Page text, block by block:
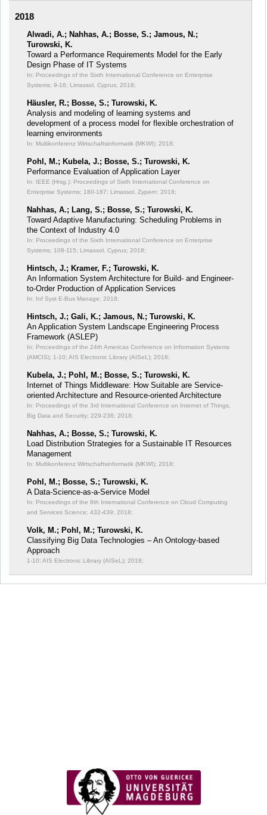
2018
Alwadi, A.; Nahhas, A.; Bosse, S.; Jamous, N.;
Turowski, K.
Toward a Performance Requirements Model for the Early
Design Phase of IT Systems
In: Proceedings of the Sixth International Conference on Enterprise
Systems; 9-16; Limassol, Cyprus; 2018;
Häusler, R.; Bosse, S.; Turowski, K.
Analysis and modeling of learning systems and
development of a process model for flexible orchestration of
learning environments
In: Multikonferenz Wirtschaftsinformatik (MKWI); 2018;
Pohl, M.; Kubela, J.; Bosse, S.; Turowski, K.
Performance Evaluation of Application Layer
In: IEEE (Hrsg.): Proceedings of Sixth International Conference on
Enterprise Systems; 180-187; Limassol, Zypern; 2018;
Nahhas, A.; Lang, S.; Bosse, S.; Turowski, K.
Toward Adaptive Manufacturing: Scheduling Problems in
the Context of Industry 4.0
In: Proceedings of the Sixth International Conference on Enterprise
Systems; 108-115; Limassol, Cyprus; 2018;
Hintsch, J.; Kramer, F.; Turowski, K.
An Information System Architecture for Build- and Engineer-
to-Order Production of Application Services
In: Inf Syst E-Bus Manage; 2018;
Hintsch, J.; Gali, K.; Jamous, N.; Turowski, K.
An Application System Landscape Engineering Process
Framework (ASLEP)
In: Proceedings of the 24th Americas Conference on Information Systems
(AMCIS); 1-10; AIS Electronic Library (AISeL); 2018;
Kubela, J.; Pohl, M.; Bosse, S.; Turowski, K.
Internet of Things Middleware: How Suitable are Service-
oriented Architecture and Resource-oriented Architecture
In: Proceedings of the 3rd International Conference on Internet of Things,
Big Data and Security; 229-236; 2018;
Nahhas, A.; Bosse, S.; Turowski, K.
Load Distribution Strategies for a Sustainable IT Resources
Management
In: Multikonferenz Wirtschaftsinformatik (MKWI); 2018;
Pohl, M.; Bosse, S.; Turowski, K.
A Data-Science-as-a-Service Model
In: Proceedings of the 8th International Conference on Cloud Computing
and Services Science; 432-439; 2018;
Volk, M.; Pohl, M.; Turowski, K.
Classifying Big Data Technologies – An Ontology-based
Approach
1-10; AIS Electronic Library (AISeL); 2018;